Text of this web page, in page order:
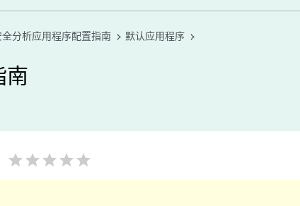
分析应用程序配置指南 默认应用程序
南
star star star star star